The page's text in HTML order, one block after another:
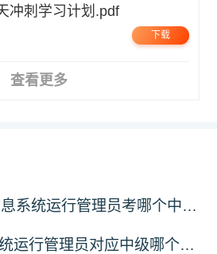
冲刺学习计划.pdf
下载
查看更多
软考考完初级信息系统运行管理员考哪个中级？
软考初级信息系统运行管理员对应中级哪个科目？信息系统运行管理员对应中级报考指南